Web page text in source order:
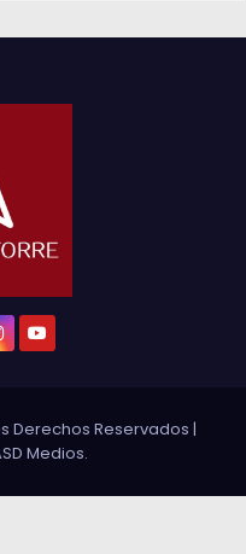
Derechos Reservados |
Medios.